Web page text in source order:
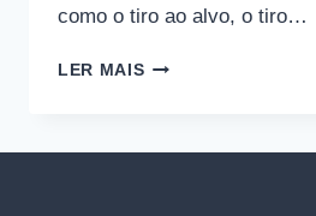
como o tiro ao alvo, o tiro…
LER MAISTIPOS